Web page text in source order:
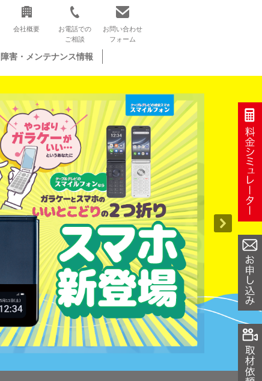
会社概要
お電話での
ご相談
お問い合わせ
フォーム
障害・メンテナンス情報